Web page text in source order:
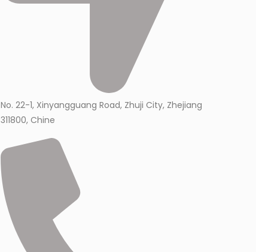
No. 22-1, Xinyangguang Road, Zhuji City, Zhejiang
311800, Chine